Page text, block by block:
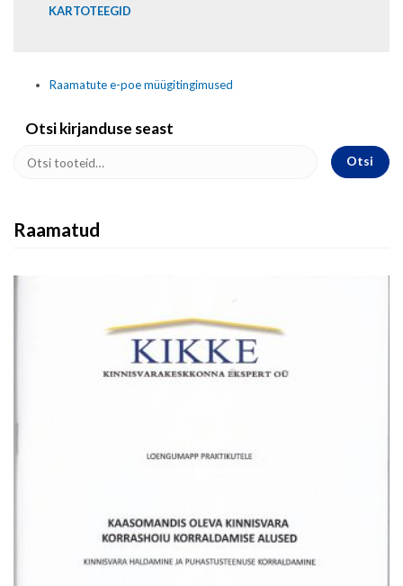
KARTOTEEGID
Raamatute e-poe müügitingimused
Otsi kirjanduse seast
Otsi
Raamatud